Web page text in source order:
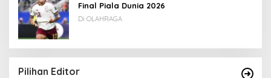
Final Piala Dunia 2026
Di OLAHRAGA
Pilihan Editor